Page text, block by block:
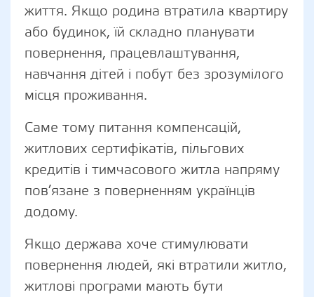
життя. Якщо родина втратила квартиру
або будинок, їй складно планувати
повернення, працевлаштування,
навчання дітей і побут без зрозумілого
місця проживання.
Саме тому питання компенсацій,
житлових сертифікатів, пільгових
кредитів і тимчасового житла напряму
пов’язане з поверненням українців
додому.
Якщо держава хоче стимулювати
повернення людей, які втратили житло,
житлові програми мають бути